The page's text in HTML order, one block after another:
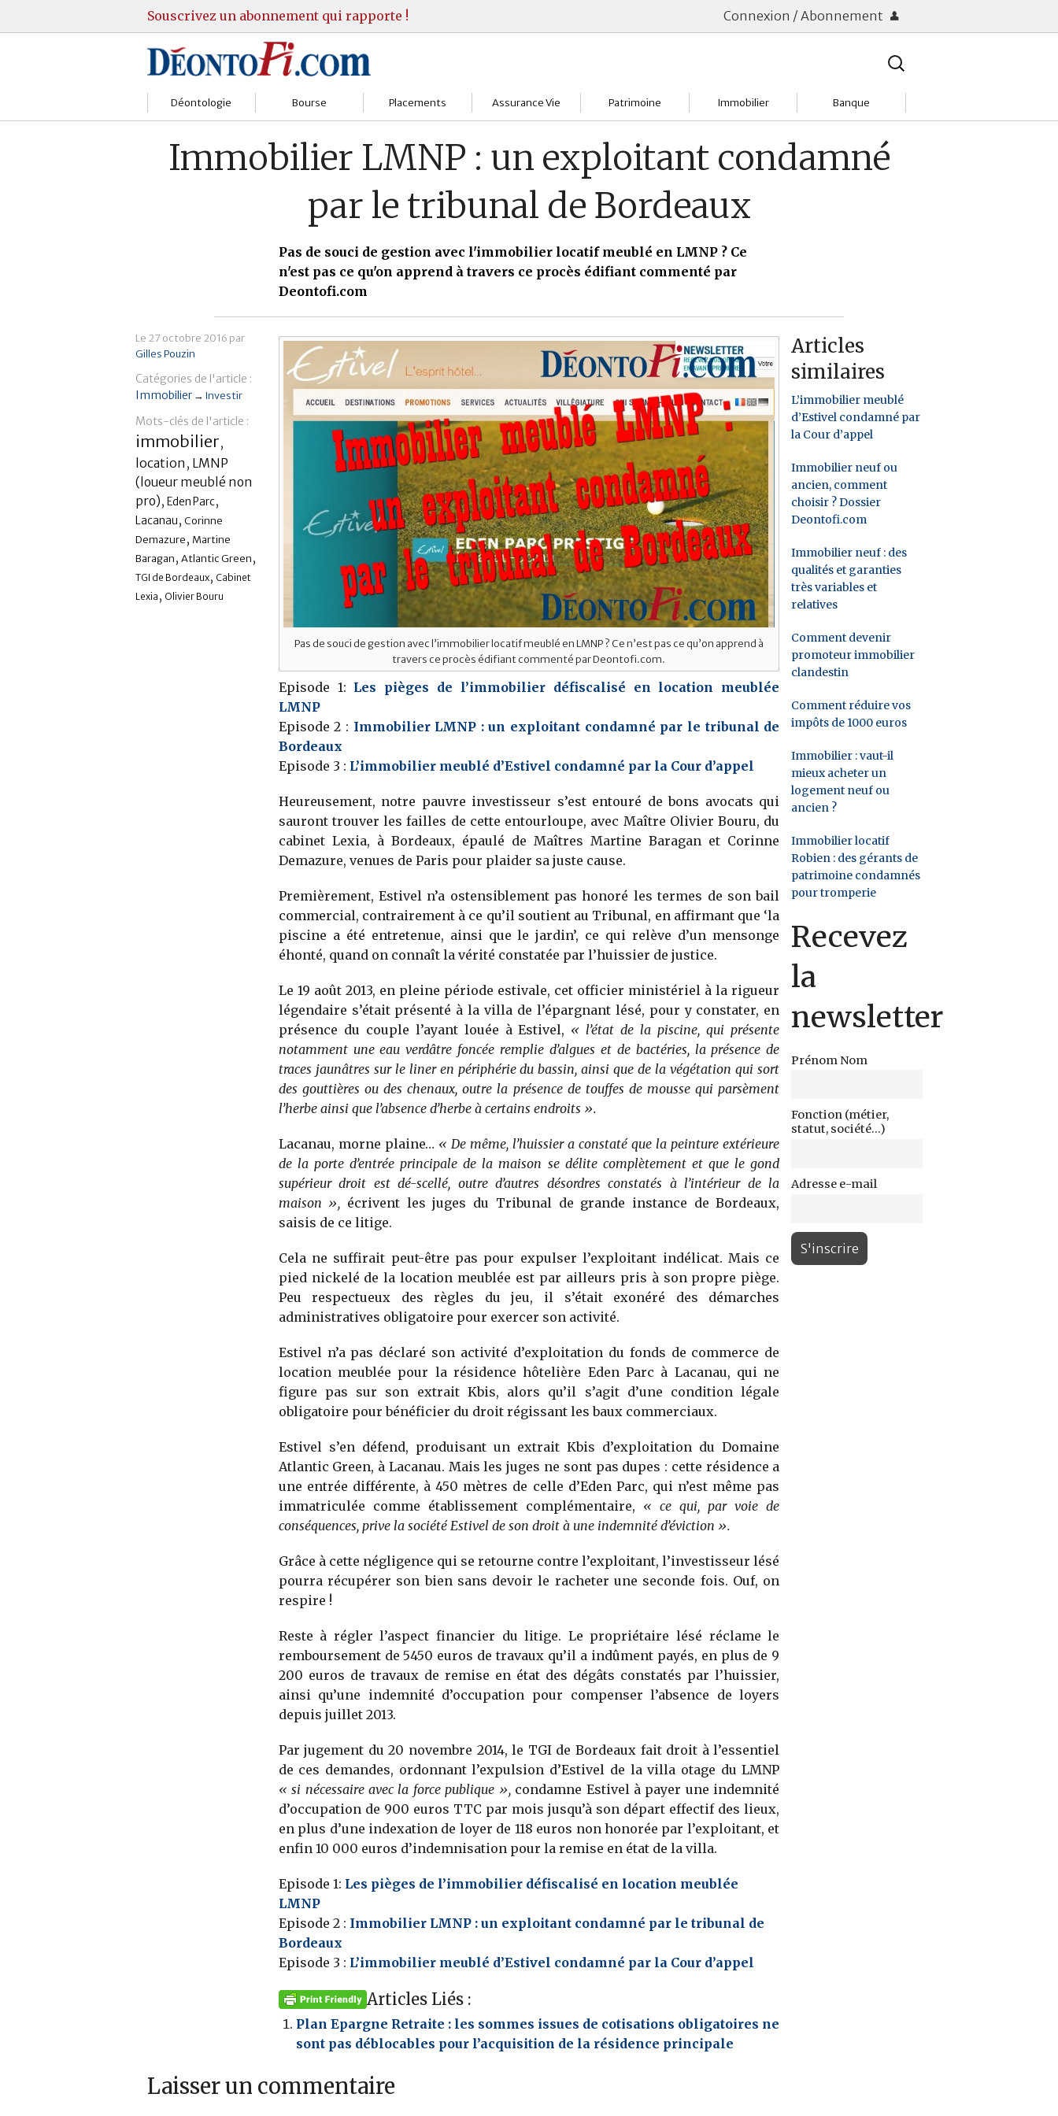
Souscrivez un abonnement qui rapporte ! Connexion / Abonnement
Rechercher
Déontologie
Gestion
Réglementation
Justice
Bourse
Courtiers
Guide Actions
Guide Sicav
Stratégie
Marchés
Pratique et OST
Placements
Fonds d’investissments
Assurance vie
Livrets
Immobilier
Divers
Assurance Vie
Choisir
Comprendre
Contrats
Gérer
Patrimoine
Bilan Patrimoine
Conseil Gestion
Objectifs & stratégie
Retraite
Transmission
Immobilier
Acheter
Investir
Location
Tendances
Banque
Changer de banque
Comptes & Livrets
Réclamations
Immobilier LMNP : un exploitant condamné
par le tribunal de Bordeaux
Pas de souci de gestion avec l'immobilier locatif meublé en LMNP ? Ce
n'est pas ce qu'on apprend à travers ce procès édifiant commenté par
Deontofi.com
Le 27 octobre 2016 par
Gilles Pouzin
Catégories de l'article :
Immobilier → Investir
Mots-clés de l'article :
immobilier,
location , LMNP
(loueur meublé non
pro), Eden Parc,
Lacanau, Corinne
Demazure, Martine
Baragan, Atlantic Green,
TGI de Bordeaux, Cabinet
Lexia , Olivier Bouru
Pas de souci de gestion avec l’immobilier locatif meublé en LMNP ? Ce n’est pas ce qu’on apprend à
travers ce procès édifiant commenté par Deontofi.com.
Episode 1: Les pièges de l’immobilier défiscalisé en location meublée
LMNP
Episode 2 : Immobilier LMNP : un exploitant condamné par le tribunal de
Bordeaux
Episode 3 : L’immobilier meublé d’Estivel condamné par la Cour d’appel
Heureusement, notre pauvre investisseur s’est entouré de bons avocats qui
sauront trouver les failles de cette entourloupe, avec Maître Olivier Bouru, du
cabinet Lexia, à Bordeaux, épaulé de Maîtres Martine Baragan et Corinne
Demazure, venues de Paris pour plaider sa juste cause.
Premièrement, Estivel n’a ostensiblement pas honoré les termes de son bail
commercial, contrairement à ce qu’il soutient au Tribunal, en affirmant que ‘la
piscine a été entretenue, ainsi que le jardin’, ce qui relève d’un mensonge
éhonté, quand on connaît la vérité constatée par l’huissier de justice.
Le 19 août 2013, en pleine période estivale, cet officier ministériel à la rigueur
légendaire s’était présenté à la villa de l’épargnant lésé, pour y constater, en
présence du couple l’ayant louée à Estivel, « l’état de la piscine, qui présente
notamment une eau verdâtre foncée remplie d’algues et de bactéries, la présence de
traces jaunâtres sur le liner en périphérie du bassin, ainsi que de la végétation qui sort
des gouttières ou des chenaux, outre la présence de touffes de mousse qui parsèment
l’herbe ainsi que l’absence d’herbe à certains endroits ».
Lacanau, morne plaine… « De même, l’huissier a constaté que la peinture extérieure
de la porte d’entrée principale de la maison se délite complètement et que le gond
supérieur droit est dé-scellé, outre d’autres désordres constatés à l’intérieur de la
maison », écrivent les juges du Tribunal de grande instance de Bordeaux,
saisis de ce litige.
Cela ne suffirait peut-être pas pour expulser l’exploitant indélicat. Mais ce
pied nickelé de la location meublée est par ailleurs pris à son propre piège.
Peu respectueux des règles du jeu, il s’était exonéré des démarches
administratives obligatoire pour exercer son activité.
Estivel n’a pas déclaré son activité d’exploitation du fonds de commerce de
location meublée pour la résidence hôtelière Eden Parc à Lacanau, qui ne
figure pas sur son extrait Kbis, alors qu’il s’agit d’une condition légale
obligatoire pour bénéficier du droit régissant les baux commerciaux.
Estivel s’en défend, produisant un extrait Kbis d’exploitation du Domaine
Atlantic Green, à Lacanau. Mais les juges ne sont pas dupes : cette résidence a
une entrée différente, à 450 mètres de celle d’Eden Parc, qui n’est même pas
immatriculée comme établissement complémentaire, « ce qui, par voie de
conséquences, prive la société Estivel de son droit à une indemnité d’éviction ».
Grâce à cette négligence qui se retourne contre l’exploitant, l’investisseur lésé
pourra récupérer son bien sans devoir le racheter une seconde fois. Ouf, on
respire !
Reste à régler l’aspect financier du litige. Le propriétaire lésé réclame le
remboursement de 5450 euros de travaux qu’il a indûment payés, en plus de 9
200 euros de travaux de remise en état des dégâts constatés par l’huissier,
ainsi qu’une indemnité d’occupation pour compenser l’absence de loyers
depuis juillet 2013.
Par jugement du 20 novembre 2014, le TGI de Bordeaux fait droit à l’essentiel
de ces demandes, ordonnant l’expulsion d’Estivel de la villa otage du LMNP
« si nécessaire avec la force publique »,condamne Estivel à payer une indemnité
d’occupation de 900 euros TTC par mois jusqu’à son départ effectif des lieux,
en plus d’une indexation de loyer de 118 euros non honorée par l’exploitant, et
enfin 10 000 euros d’indemnisation pour la remise en état de la villa.
Episode 1: Les pièges de l’immobilier défiscalisé en location meublée
LMNP
Episode 2 : Immobilier LMNP : un exploitant condamné par le tribunal de
Bordeaux
Episode 3 : L’immobilier meublé d’Estivel condamné par la Cour d’appel
Articles Liés :
Plan Epargne Retraite : les sommes issues de cotisations obligatoires ne
sont pas déblocables pour l’acquisition de la résidence principale
Articles
similaires
L’immobilier meublé
d’Estivel condamné par
la Cour d’appel
Immobilier neuf ou
ancien, comment
choisir ? Dossier
Deontofi.com
Immobilier neuf : des
qualités et garanties
très variables et
relatives
Comment devenir
promoteur immobilier
clandestin
Comment réduire vos
impôts de 1000 euros
Immobilier : vaut-il
mieux acheter un
logement neuf ou
ancien ?
Immobilier locatif
Robien : des gérants de
patrimoine condamnés
pour tromperie
Recevez
la
newsletter
Prénom Nom
Fonction (métier,
statut, société...)
Adresse e-mail
Laisser un commentaire